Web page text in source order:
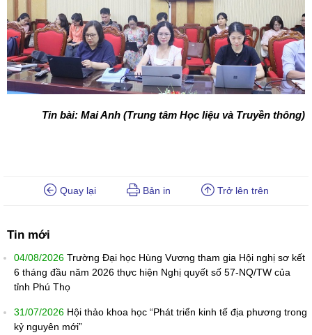
Tin bài: Mai Anh (Trung tâm Học liệu và Truyền thông)
Quay lại Bản in Trở lên trên
Tin mới
04/08/2026 Trường Đại học Hùng Vương tham gia Hội nghị sơ kết
6 tháng đầu năm 2026 thực hiện Nghị quyết số 57-NQ/TW của
tỉnh Phú Thọ
31/07/2026 Hội thảo khoa học “Phát triển kinh tế địa phương trong
kỷ nguyên mới”